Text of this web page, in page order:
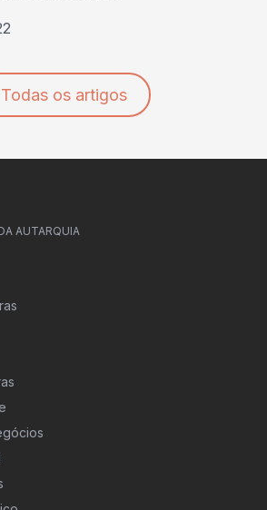
Todas os artigos
AUTARQUIA